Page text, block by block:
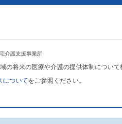
介護支援事業所
の将来の医療や介護の提供体制につい
についてをご参照ください。